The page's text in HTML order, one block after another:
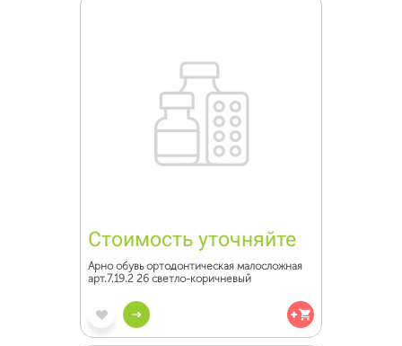
Стоимость уточняйте
Арно обувь ортодонтическая малосложная
арт.7.19.2 26 светло-коричневый